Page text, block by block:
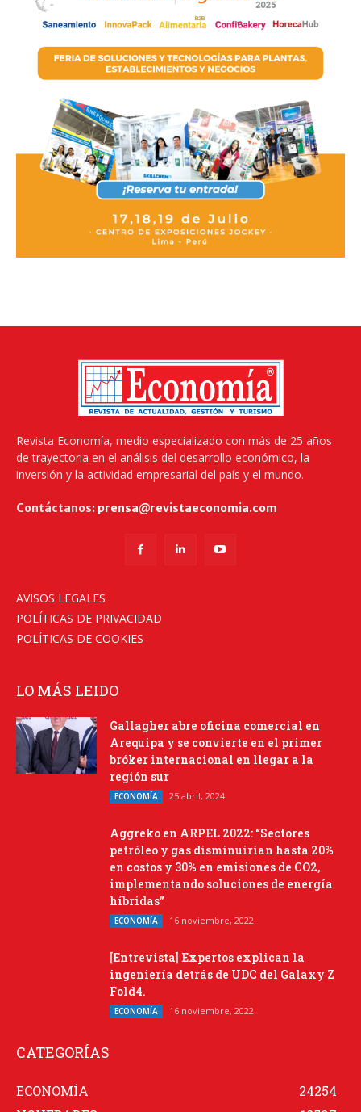
Revista Economía, medio especializado con más de 25 años
de trayectoria en el análisis del desarrollo económico, la
inversión y la actividad empresarial del país y el mundo.
Contáctanos: prensa@revistaeconomia.com
AVISOS LEGALES
POLÍTICAS DE PRIVACIDAD
POLÍTICAS DE COOKIES
LO MÁS LEIDO
Gallagher abre oficina comercial en
Arequipa y se convierte en el primer
bróker internacional en llegar a la
región sur
ECONOMÍA 25 abril, 2024
Aggreko en ARPEL 2022: “Sectores
petróleo y gas disminuirían hasta 20%
en costos y 30% en emisiones de CO2,
implementando soluciones de energía
híbridas”
ECONOMÍA 16 noviembre, 2022
[Entrevista] Expertos explican la
ingeniería detrás de UDC del Galaxy Z
Fold4.
ECONOMÍA 16 noviembre, 2022
CATEGORÍAS
ECONOMÍA
24254